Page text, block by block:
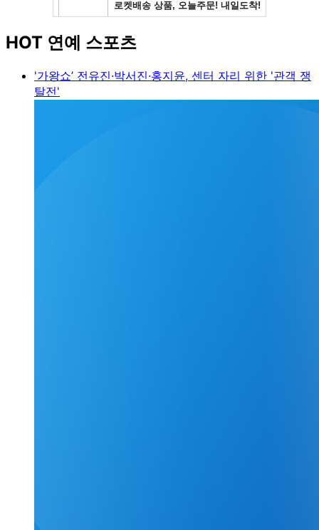
HOT 연예 스포츠
'가왕쇼’ 전유진·박서진·홍지윤, 센터 자리 위한 '관객 쟁
탈전'